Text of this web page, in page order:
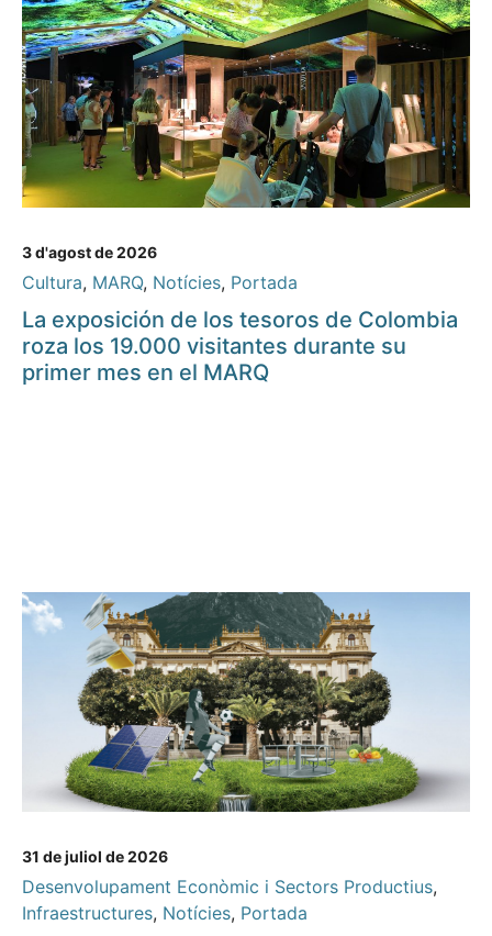
3 d'agost de 2026
Cultura, MARQ, Notícies, Portada
La exposición de los tesoros de Colombia
roza los 19.000 visitantes durante su
primer mes en el MARQ
31 de juliol de 2026
Desenvolupament Econòmic i Sectors Productius,
Infraestructures, Notícies, Portada